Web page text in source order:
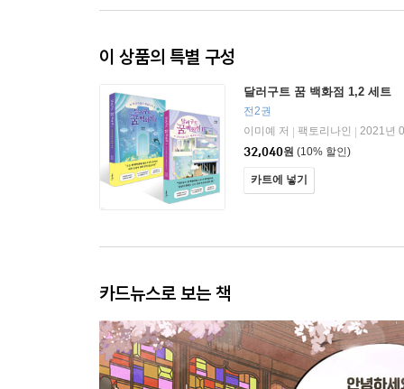
이 상품의 특별 구성
달러구트 꿈 백화점 1,2 세트
전2권
이미예 저
팩토리나인
2021년
32,040원 (10% 할인)
카트에 넣기
카드뉴스로 보는 책